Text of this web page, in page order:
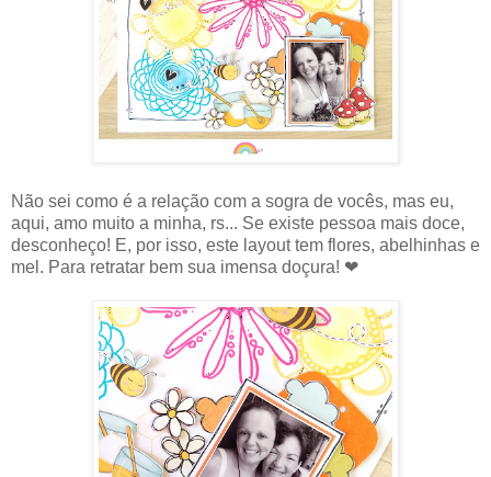
Não sei como é a relação com a sogra de vocês, mas eu,
aqui, amo muito a minha, rs... Se existe pessoa mais doce,
desconheço! E, por isso, este layout tem flores, abelhinhas e
mel. Para retratar bem sua imensa doçura! ❤